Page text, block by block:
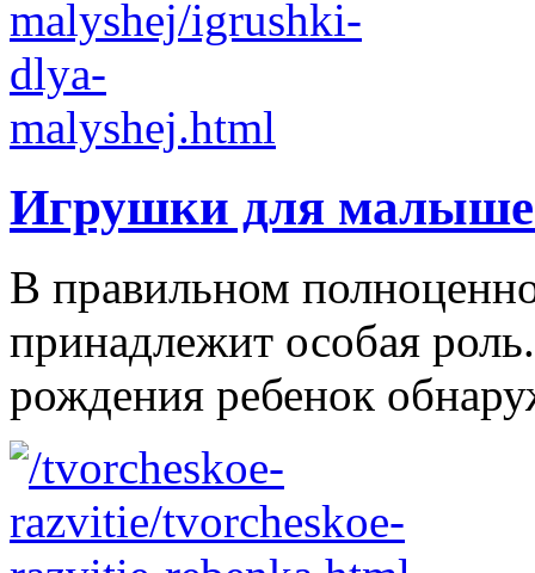
Игрушки для
В правильном
принадлежит особая
рождения ребенок